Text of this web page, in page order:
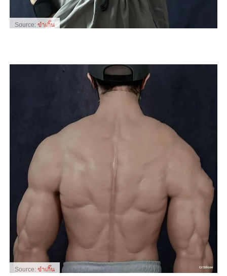
Source: ขำเกิ๊น
Source: ขำเกิ๊น